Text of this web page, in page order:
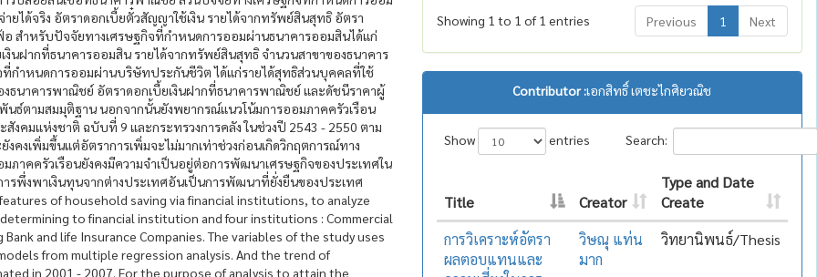
ได้จริง อัตราดอกเบี้ยตั๋วสัญญาใช้เงิน รายได้จากทรัพย์สินสุทธิ อัตรา
อ สำหรับปัจจัยทางเศรษฐกิจที่กำหนดการออมผ่านธนาคารออมสินได้แก่
งินฝากที่ธนาคารออมสิน รายได้จากทรัพย์สินสุทธิ จำนวนสาขาของธนาคาร
กำหนดการออมผ่านบริษัทประกันชีวิต ได้แก่รายได้สุทธิส่วนบุคคลที่ใช้
งธนาคารพาณิชย์ อัตราดอกเบี้ยเงินฝากที่ธนาคารพาณิชย์ และดัชนีราคาผู้
ธ์ตามสมมุติฐาน นอกจากนั้นยังพยากรณ์แนวโน้มการออมภาคครัวเรือน
งคมแห่งชาติ ฉบับที่ 9 และกระทรวงการคลัง ในช่วงปี 2543 - 2550 ตาม
คงเพิ่มขึ้นแต่อัตราการเพิ่มจะไม่มากเท่าช่วงก่อนเกิดวิกฤตการณ์ทาง
มภาคครัวเรือนยังคงมีความจำเป็นอยู่ต่อการพัฒนาเศรษฐกิจของประเทศใน
รพึ่งพาเงินทุนจากต่างประเทศอันเป็นการพัฒนาที่ยั่งยืนของประเทศ
of household saving via financial institutions, to analyze
to financial institution and four institutions : Commercial
and life Insurance Companies. The variables of the study uses
from multiple regression analysis. And the trend of
in 2001 - 2007. For the purpose of analysis to attain the
Showing 1 to 1 of 1 entries Previous 1 Next
Contributor :เอกสิทธิ์ เตชะไกศิยวณิช
Show entries Search:
Title Creator
Type and Date
Create
การวิเคราะห์อัตรา
ผลตอบแทนและ
วิษณุ แท่น
มาก
วิทยานิพนธ์/Thesis